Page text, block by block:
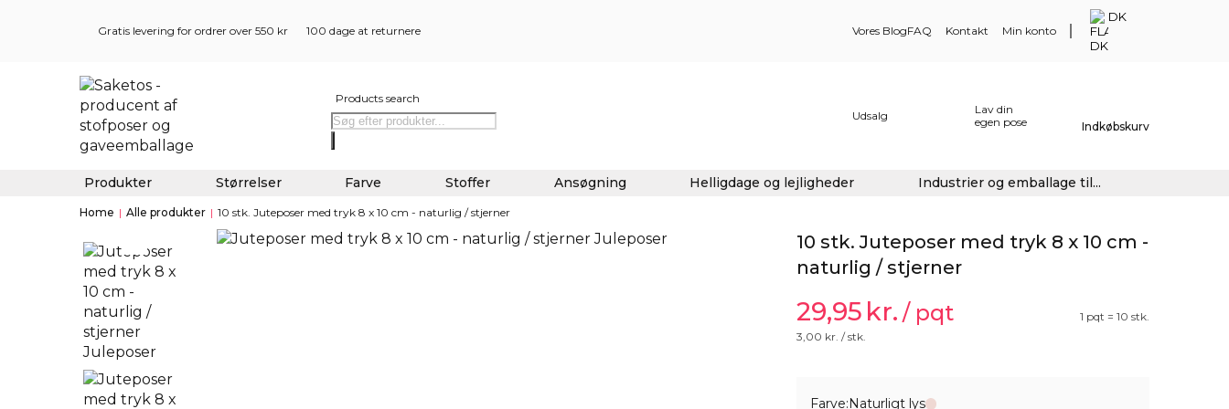
Gratis levering for ordrer over 550 kr 100 dage at returnere Vores BlogFAQ Kontakt Min konto
DK
Products search
Udsalg
Lav din
egen pose
Indkøbskurv
Produkter Størrelser Farve Stoffer Ansøgning Helligdage og lejligheder Industrier og emballage til...
Home | Alle produkter | 10 stk. Juteposer med tryk 8 x 10 cm - naturlig / stjerner
10 stk. Juteposer med tryk 8 x 10 cm -
naturlig / stjerner
29,95 kr. / pqt
1 pqt = 10 stk.
3,00 kr. / stk.
Farve:Naturligt lys